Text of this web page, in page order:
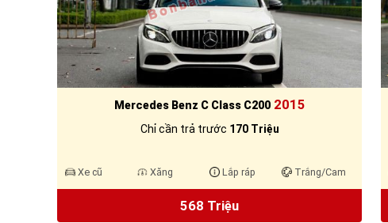
Mercedes Benz C Class C2002015
Chỉ cần trả trước 170 Triệu
Xe cũ Xăng Lắp ráp Trắng/Cam
568 Triệu